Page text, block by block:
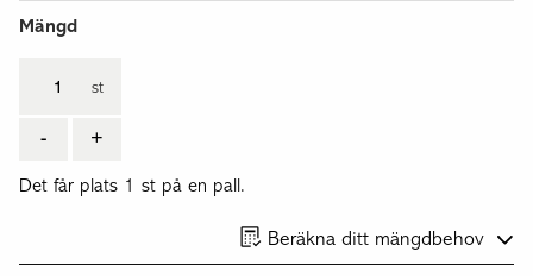
Mängd
st
- +
Det får plats 1 st på en pall.
Beräkna ditt mängdbehov